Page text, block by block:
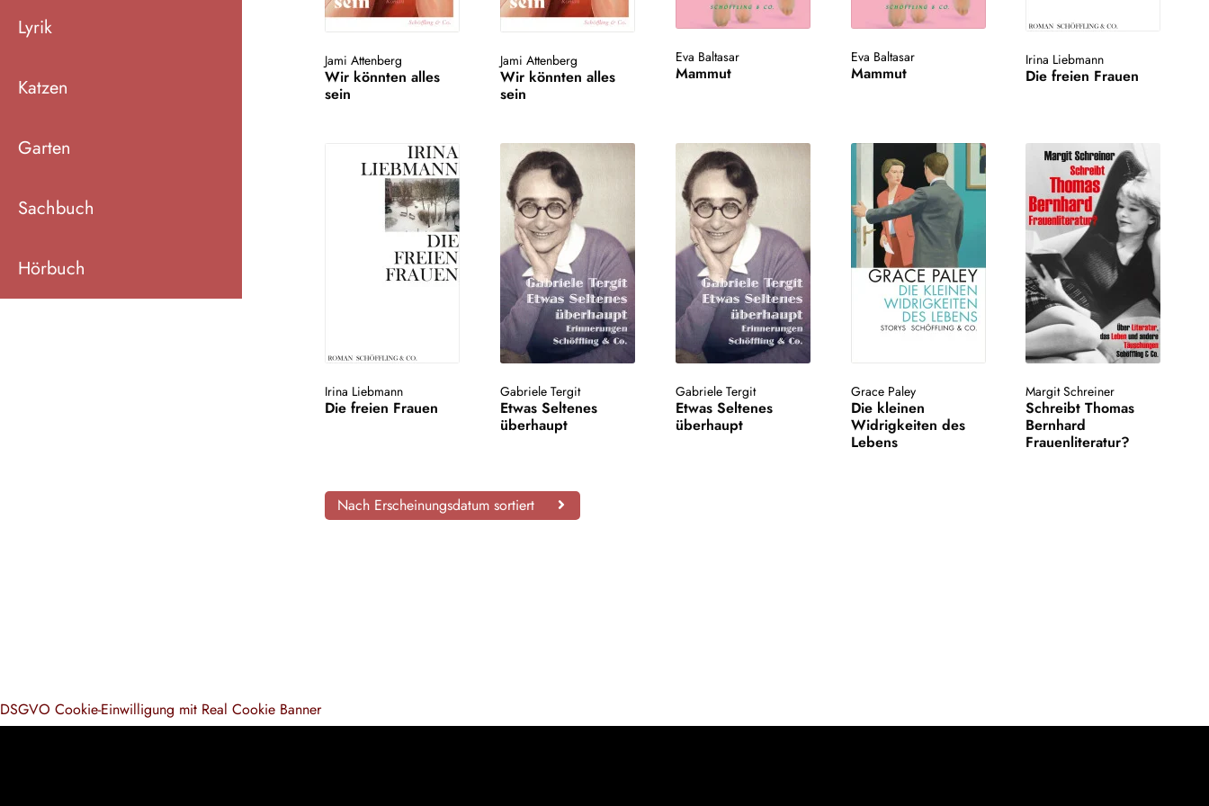
Lyrik
Katzen
Garten
Sachbuch
Hörbuch
Jami Attenberg
Wir könnten alles
sein
Jami Attenberg
Wir könnten alles
sein
Eva Baltasar
Mammut
Eva Baltasar
Mammut
Irina Liebmann
Die freien Frauen
Irina Liebmann
Die freien Frauen
Gabriele Tergit
Etwas Seltenes
überhaupt
Gabriele Tergit
Etwas Seltenes
überhaupt
Grace Paley
Die kleinen
Widrigkeiten des
Lebens
Margit Schreiner
Schreibt Thomas
Bernhard
Frauenliteratur?
Nach Erscheinungsdatum sortiert
DSGVO Cookie-Einwilligung mit Real Cookie Banner